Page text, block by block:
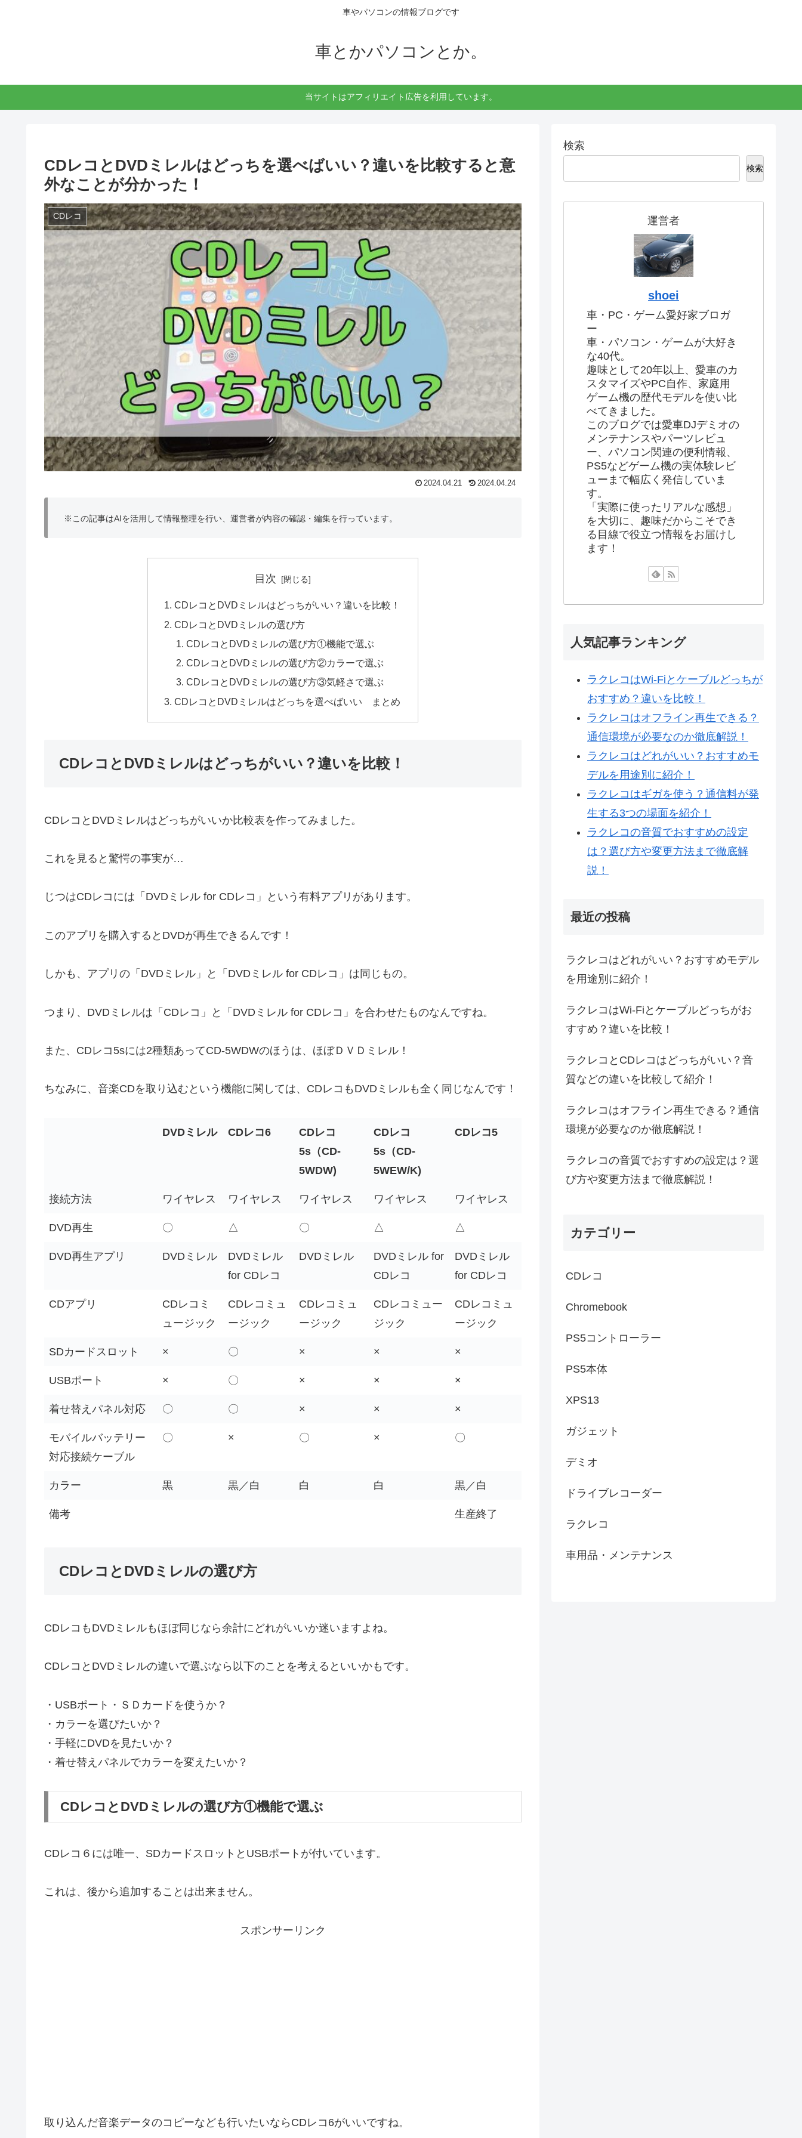
車やパソコンの情報ブログです
車とかパソコンとか。
当サイトはアフィリエイト広告を利用しています。
CDレコとDVDミレルはどっちを選べばいい？違いを比較すると意
外なことが分かった！
CDレコ
2024.04.21 2024.04.24
※この記事はAIを活用して情報整理を行い、運営者が内容の確認・編集を行っています。
目次
CDレコとDVDミレルはどっちがいい？違いを比較！
CDレコとDVDミレルの選び方
CDレコとDVDミレルの選び方①機能で選ぶ
CDレコとDVDミレルの選び方②カラーで選ぶ
CDレコとDVDミレルの選び方③気軽さで選ぶ
CDレコとDVDミレルはどっちを選べばいい まとめ
CDレコとDVDミレルはどっちがいい？違いを比較！
CDレコとDVDミレルはどっちがいいか比較表を作ってみました。
これを見ると驚愕の事実が…
じつはCDレコには「DVDミレル for CDレコ」という有料アプリがあります。
このアプリを購入するとDVDが再生できるんです！
しかも、アプリの「DVDミレル」と「DVDミレル for CDレコ」は同じもの。
つまり、DVDミレルは「CDレコ」と「DVDミレル for CDレコ」を合わせたものなんですね。
また、CDレコ5sには2種類あってCD-5WDWのほうは、ほぼＤＶＤミレル！
ちなみに、音楽CDを取り込むという機能に関しては、CDレコもDVDミレルも全く同じなんです！
DVDミレル CDレコ6
CDレコ
5s（CD-
5WDW)
CDレコ
5s（CD-
5WEW/K)
CDレコ5
接続方法 ワイヤレス ワイヤレス ワイヤレス ワイヤレス ワイヤレス
DVD再生 〇 △ 〇 △ △
DVD再生アプリ DVDミレル
DVDミレル
for CDレコ
DVDミレル
DVDミレル for
CDレコ
DVDミレル
for CDレコ
CDアプリ
CDレコミ
ュージック
CDレコミュ
ージック
CDレコミュ
ージック
CDレコミュー
ジック
CDレコミュ
ージック
SDカードスロット × 〇 × × ×
USBポート × 〇 × × ×
着せ替えパネル対応 〇 〇 × × ×
モバイルバッテリー
対応接続ケーブル
〇 × 〇 × 〇
カラー 黒 黒／白 白 白 黒／白
備考 生産終了
CDレコとDVDミレルの選び方
CDレコもDVDミレルもほぼ同じなら余計にどれがいいか迷いますよね。
CDレコとDVDミレルの違いで選ぶなら以下のことを考えるといいかもです。
・USBポート・ＳＤカードを使うか？
・カラーを選びたいか？
・手軽にDVDを見たいか？
・着せ替えパネルでカラーを変えたいか？
CDレコとDVDミレルの選び方①機能で選ぶ
CDレコ６には唯一、SDカードスロットとUSBポートが付いています。
これは、後から追加することは出来ません。
スポンサーリンク
取り込んだ音楽データのコピーなども行いたいならCDレコ6がいいですね。
検索
検索
運営者
shoei
車・PC・ゲーム愛好家ブロガ
ー
車・パソコン・ゲームが大好き
な40代。
趣味として20年以上、愛車のカ
スタマイズやPC自作、家庭用
ゲーム機の歴代モデルを使い比
べてきました。
このブログでは愛車DJデミオの
メンテナンスやパーツレビュ
ー、パソコン関連の便利情報、
PS5などゲーム機の実体験レビ
ューまで幅広く発信していま
す。
「実際に使ったリアルな感想」
を大切に、趣味だからこそでき
る目線で役立つ情報をお届けし
ます！
人気記事ランキング
ラクレコはWi-Fiとケーブルどっちが
おすすめ？違いを比較！
ラクレコはオフライン再生できる？
通信環境が必要なのか徹底解説！
ラクレコはどれがいい？おすすめモ
デルを用途別に紹介！
ラクレコはギガを使う？通信料が発
生する3つの場面を紹介！
ラクレコの音質でおすすめの設定
は？選び方や変更方法まで徹底解
説！
最近の投稿
ラクレコはどれがいい？おすすめモデル
を用途別に紹介！
ラクレコはWi-Fiとケーブルどっちがお
すすめ？違いを比較！
ラクレコとCDレコはどっちがいい？音
質などの違いを比較して紹介！
ラクレコはオフライン再生できる？通信
環境が必要なのか徹底解説！
ラクレコの音質でおすすめの設定は？選
び方や変更方法まで徹底解説！
カテゴリー
CDレコ
Chromebook
PS5コントローラー
PS5本体
XPS13
ガジェット
デミオ
ドライブレコーダー
ラクレコ
車用品・メンテナンス